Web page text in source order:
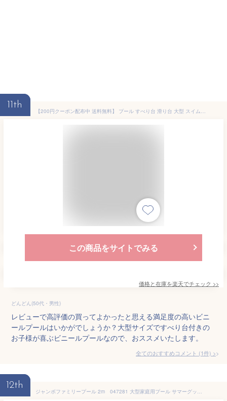
11th
【200円クーポン配布中 送料無料】 プール すべり台 滑り台 大型 スイムセンター 家庭用 夏の日 芝生遊びファミリープール 高評価 楽しみ 水遊び 子供用 滑り台 ジャンボプール 猛暑対策 夏の満喫 プール 大きいプール ビニールプール 親子遊び
この商品をサイトでみる
価格と在庫を楽天でチェック >>
どんどん(50代・男性)
レビューで高評価の買ってよかったと思える満足度の高いビニ
ールプールはいかがでしょうか？大型サイズですべり台付きの
お子様が喜ぶビニールプールなので、おススメいたします。
全てのおすすめコメント (1件) >
12th
ジャンボファミリープール 2m 047281 大型家庭用プール サマーグッズ ビニールプール （送料無料 北海道、沖縄、離島は配送不可）